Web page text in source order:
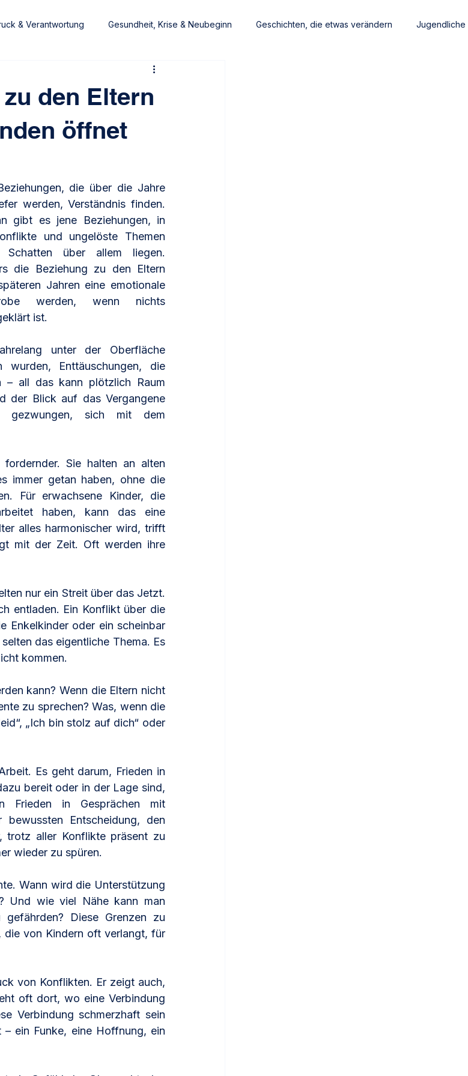
& Verantwortung Gesundheit, Krise & Neubeginn Geschichten, die etwas verändern Jugendliche
den Eltern
öffnet
die über die Jahre
werden, Verständnis finden.
gibt es jene Beziehungen, in
und ungelöste Themen
über allem liegen.
die Beziehung zu den Eltern
Jahren eine emotionale
werden, wenn nichts
ist.
unter der Oberfläche
wurden, Enttäuschungen, die
– all das kann plötzlich Raum
der Blick auf das Vergangene
gezwungen, sich mit dem
Sie halten an alten
immer getan haben, ohne die
Für erwachsene Kinder, die
haben, kann das eine
alles harmonischer wird, trifft
mit der Zeit. Oft werden ihre
nur ein Streit über das Jetzt.
entladen. Ein Konflikt über die
Enkelkinder oder ein scheinbar
das eigentliche Thema. Es
kommen.
kann? Wenn die Eltern nicht
zu sprechen? Was, wenn die
„Ich bin stolz auf dich“ oder
Es geht darum, Frieden in
bereit oder in der Lage sind,
Frieden in Gesprächen mit
Entscheidung, den
trotz aller Konflikte präsent zu
wieder zu spüren.
Wann wird die Unterstützung
Und wie viel Nähe kann man
Diese Grenzen zu
die von Kindern oft verlangt, für
von Konflikten. Er zeigt auch,
oft dort, wo eine Verbindung
Verbindung schmerzhaft sein
ein Funke, eine Hoffnung, ein